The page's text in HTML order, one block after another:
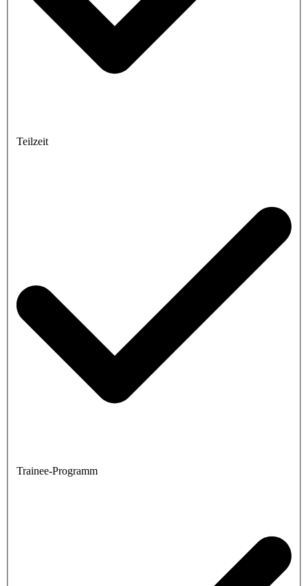
Teilzeit
Trainee-Programm